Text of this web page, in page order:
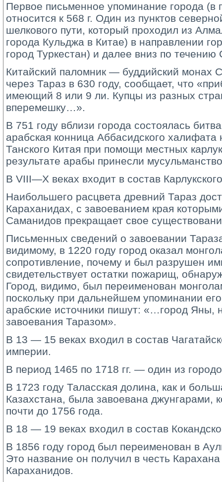
Первое письменное упоминание города (в
относится к 568 г. Один из пунктов
шелкового пути, который проходил из
города Кульджа в Китае) в направлении
город Туркестан) и далее вниз по
Китайский паломник — буддийский монах
через Тараз в 630 году, сообщает, что
имеющий 8 или 9 ли. Купцы из разных
вперемешку…».
В 751 году вблизи города состоялась
арабская конница Аббасидского
Танского Китая при помощи местных
результате арабы принесли
В VIII—X веках входит в состав
Наибольшего расцвета древний Тараз
Караханидах, с завоеванием края
Саманидов прекращает свое
Письменных сведений о завоевании
видимому, в 1220 году город оказал
сопротивление, почему и был разрушен
свидетельствует остатки пожарищ,
Город, видимо, был переименован
поскольку при дальнейшем упоминании
арабские источники пишут: «…город Яны,
завоевания Таразом».
В 13 — 15 веках входил в состав
империи.
В период 1465 по 1718 гг. — один из
В 1723 году Таласская долина, как и
Казахстана, была завоевана джунгарами,
почти до 1756 года.
В 18 — 19 веках входил в состав
В 1856 году город был переименован в
Это название он получил в честь
Караханидов.